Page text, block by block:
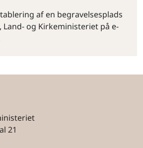
af en begravelsesplads
Land- og Kirkeministeriet på e-
21